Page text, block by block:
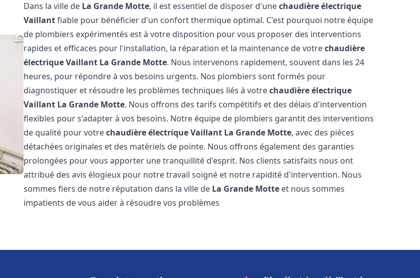
Dans la ville de La Grande Motte, il est essentiel de disposer d'unechaudière électrique
Vaillantfiable pour bénéficier d'un confort thermique optimal. C'est pourquoi notre équipe
de plombiers expérimentés est à votre disposition pour vous proposer des interventions
rapides et efficaces pour l'installation, la réparation et la maintenance de votrechaudière
électrique Vaillant La Grande Motte. Nous intervenons rapidement, souvent dans les 24
heures, pour répondre à vos besoins urgents. Nos plombiers sont formés pour
diagnostiquer et résoudre les problèmes techniques liés à votrechaudière électrique
Vaillant La Grande Motte. Nous offrons des tarifs compétitifs et des délais d'intervention
flexibles pour s'adapter à vos besoins. Notre équipe de plombiers garantit des interventions
de qualité pour votrechaudière électrique Vaillant La Grande Motte, avec des pièces
détachées originales et des matériels de pointe. Nous offrons également des garanties
prolongées pour vous apporter une tranquillité d'esprit. Nos clients satisfaits nous ont
attribué des avis élogieux pour notre travail soigné et notre rapidité d'intervention. Nous
sommes fiers de notre réputation dans la ville de La Grande Motte et nous sommes
impatients de vous aider à résoudre vos problèmes